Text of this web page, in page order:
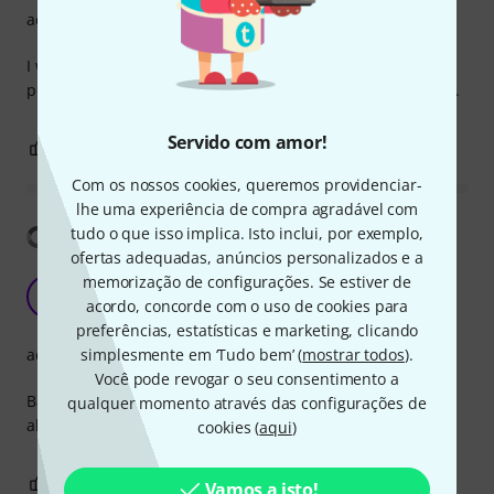
Servido com amor!
Com os nossos cookies, queremos providenciar-
lhe uma experiência de compra agradável com
tudo o que isso implica. Isto inclui, por exemplo,
ofertas adequadas, anúncios personalizados e a
memorização de configurações. Se estiver de
acordo, concorde com o uso de cookies para
preferências, estatísticas e marketing, clicando
simplesmente em ‘Tudo bem’ (mostrar todos).
Você pode revogar o seu consentimento a
qualquer momento através das configurações de
cookies (aqui)
Vamos a isto!
I was a bit sceptical about it holding the Amp1 into my
pedalboard, but it worked perfectly. Really strong magnets.
acabamento
REPORTAR A CRÍTICA
Mostrar tradução
Simple fixing system
Anónimo 10.12.2016
Basic & versatile fixation system, very usefull when not
always using a full pedalboard
acabamento
REPORTAR A CRÍTICA